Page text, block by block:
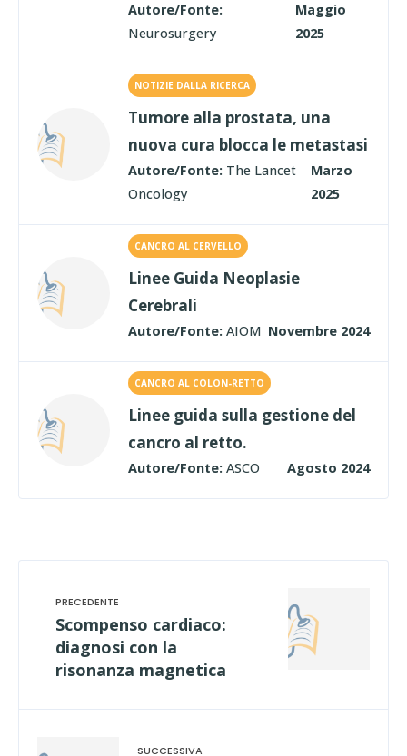
Autore/Fonte:
Neurosurgery
Maggio
2025
NOTIZIE DALLA RICERCA
Tumore alla prostata, una
nuova cura blocca le metastasi
Autore/Fonte: The Lancet
Oncology
Marzo
2025
CANCRO AL CERVELLO
Linee Guida Neoplasie
Cerebrali
Autore/Fonte: AIOM Novembre 2024
CANCRO AL COLON-RETTO
Linee guida sulla gestione del
cancro al retto.
Autore/Fonte: ASCO Agosto 2024
Scompenso cardiaco:
diagnosi con la
risonanza magnetica